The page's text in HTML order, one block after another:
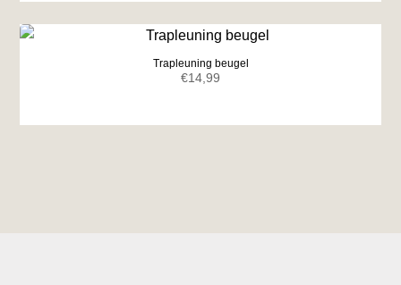
Trapleuning beugel
€14,99